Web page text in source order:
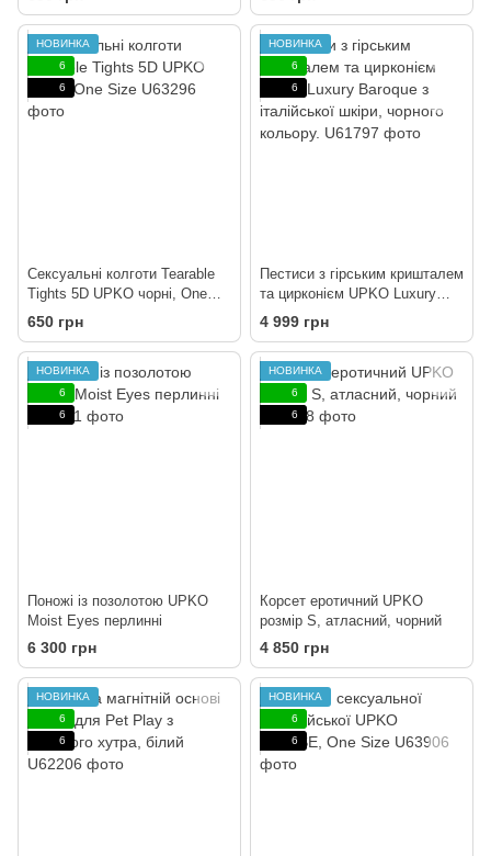
НОВИНКА
6
6
Сексуальні колготи Tearable
Tights 5D UPKO чорні, One
Size
650 грн
НОВИНКА
6
6
Пестиси з гірським кришталем
та цирконієм UPKO Luxury
Baroque з італійської шкіри,
чорного кольору.
4 999 грн
НОВИНКА
6
6
Поножі із позолотою UPKO
Moist Eyes перлинні
6 300 грн
НОВИНКА
6
6
Корсет еротичний UPKO
розмір S, атласний, чорний
4 850 грн
НОВИНКА
6
6
НОВИНКА
6
6